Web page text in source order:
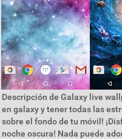
Descripción de Galaxy live
en galaxy y tener todas las
sobre el fondo de tu móvil!
noche oscura! Nada puede